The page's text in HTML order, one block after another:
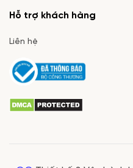
Hỗ trợ khách hàng
Liên hệ